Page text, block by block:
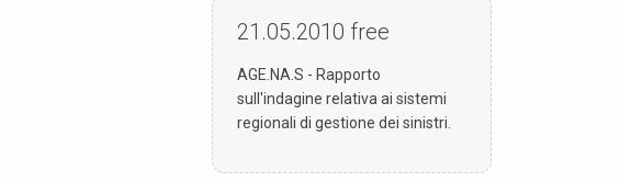
21.05.2010 free
AGE.NA.S - Rapporto
sull'indagine relativa ai sistemi
regionali di gestione dei sinistri.